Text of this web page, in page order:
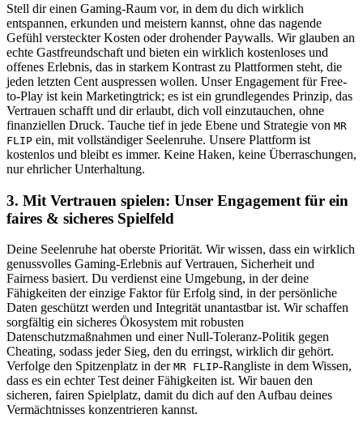
Stell dir einen Gaming-Raum vor, in dem du dich wirklich
entspannen, erkunden und meistern kannst, ohne das nagende
Gefühl versteckter Kosten oder drohender Paywalls. Wir glauben an
echte Gastfreundschaft und bieten ein wirklich kostenloses und
offenes Erlebnis, das in starkem Kontrast zu Plattformen steht, die
jeden letzten Cent auspressen wollen. Unser Engagement für Free-
to-Play ist kein Marketingtrick; es ist ein grundlegendes Prinzip, das
Vertrauen schafft und dir erlaubt, dich voll einzutauchen, ohne
finanziellen Druck. Tauche tief in jede Ebene und Strategie von MR
FLIP ein, mit vollständiger Seelenruhe. Unsere Plattform ist
kostenlos und bleibt es immer. Keine Haken, keine Überraschungen,
nur ehrlicher Unterhaltung.
3. Mit Vertrauen spielen: Unser Engagement für ein
faires & sicheres Spielfeld
Deine Seelenruhe hat oberste Priorität. Wir wissen, dass ein wirklich
genussvolles Gaming-Erlebnis auf Vertrauen, Sicherheit und
Fairness basiert. Du verdienst eine Umgebung, in der deine
Fähigkeiten der einzige Faktor für Erfolg sind, in der persönliche
Daten geschützt werden und Integrität unantastbar ist. Wir schaffen
sorgfältig ein sicheres Ökosystem mit robusten
Datenschutzmaßnahmen und einer Null-Toleranz-Politik gegen
Cheating, sodass jeder Sieg, den du erringst, wirklich dir gehört.
Verfolge den Spitzenplatz in der MR FLIP-Rangliste in dem Wissen,
dass es ein echter Test deiner Fähigkeiten ist. Wir bauen den
sicheren, fairen Spielplatz, damit du dich auf den Aufbau deines
Vermächtnisses konzentrieren kannst.